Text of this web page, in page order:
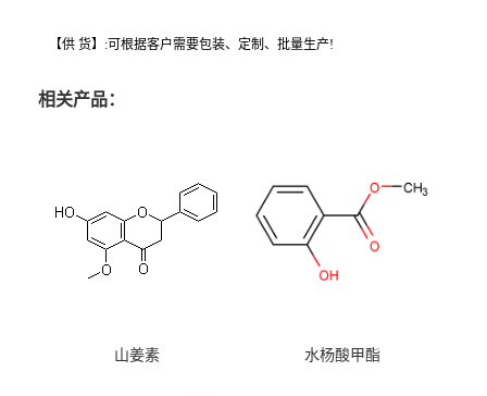
【供 货】:可根据客户需要包装、定制、批量生产!
相关产品：
山姜素 水杨酸甲酯